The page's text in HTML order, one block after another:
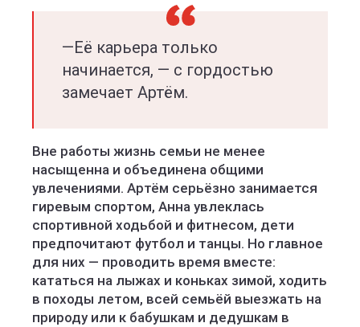
—Её карьера только
начинается, — с гордостью
замечает Артём.
Вне работы жизнь семьи не менее
насыщенна и объединена общими
увлечениями. Артём серьёзно занимается
гиревым спортом, Анна увлеклась
спортивной ходьбой и фитнесом, дети
предпочитают футбол и танцы. Но главное
для них — проводить время вместе:
кататься на лыжах и коньках зимой, ходить
в походы летом, всей семьёй выезжать на
природу или к бабушкам и дедушкам в